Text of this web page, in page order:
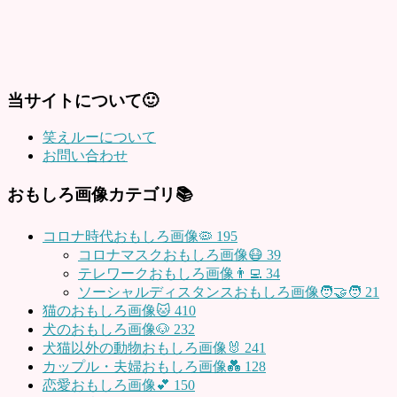
当サイトについて🙂
笑えルーについて
お問い合わせ
おもしろ画像カテゴリ📚
コロナ時代おもしろ画像🦠 195
コロナマスクおもしろ画像😷 39
テレワークおもしろ画像👨‍💻 34
ソーシャルディスタンスおもしろ画像🧑‍🤝‍🧑 21
猫のおもしろ画像🐱 410
犬のおもしろ画像🐶 232
犬猫以外の動物おもしろ画像🐰 241
カップル・夫婦おもしろ画像💑 128
恋愛おもしろ画像💕 150